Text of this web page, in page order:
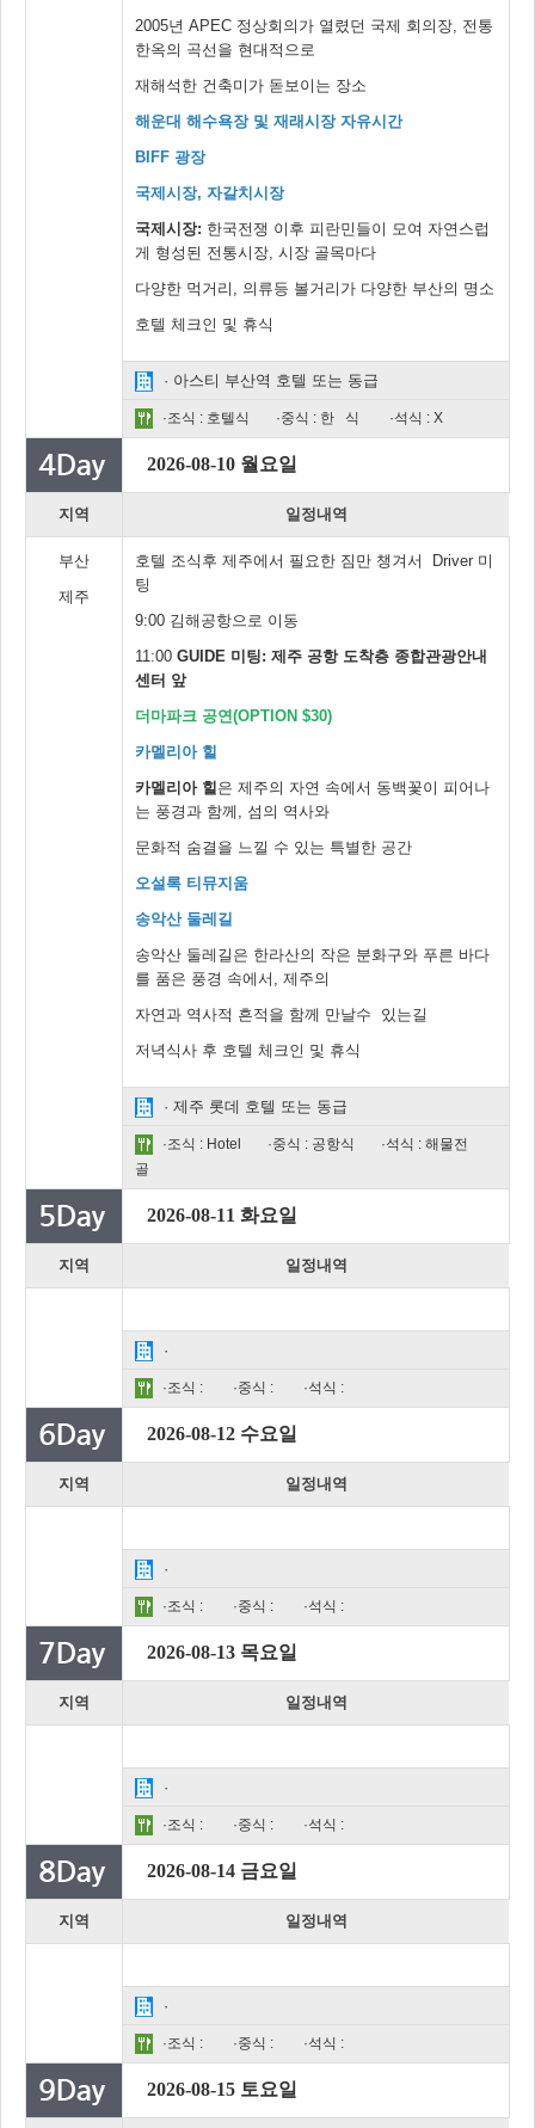
2005년 APEC 정상회의가 열렸던 국제 회의장, 전통
한옥의 곡선을 현대적으로
재해석한 건축미가 돋보이는 장소
해운대 해수욕장 및 재래시장 자유시간
BIFF 광장
국제시장, 자갈치시장
국제시장: 한국전쟁 이후 피란민들이 모여 자연스럽
게 형성된 전통시장, 시장 골목마다
다양한 먹거리, 의류등 볼거리가 다양한 부산의 명소
호텔 체크인 및 휴식
· 아스티 부산역 호텔 또는 동급
·조식 : 호텔식 ·중식 : 한 식 ·석식 : X
2026-08-10 월요일
지역 일정내역
부산
제주
호텔 조식후 제주에서 필요한 짐만 챙겨서 Driver 미
팅
9:00 김해공항으로 이동
11:00 GUIDE 미팅: 제주 공항 도착층 종합관광안내
센터 앞
더마파크 공연(OPTION $30)
카멜리아 힐
카멜리아 힐 은 제주의 자연 속에서 동백꽃이 피어나
는 풍경과 함께, 섬의 역사와
문화적 숨결을 느낄 수 있는 특별한 공간
오설록 티뮤지움
송악산 둘레길
송악산 둘레길은 한라산의 작은 분화구와 푸른 바다
를 품은 풍경 속에서, 제주의
자연과 역사적 흔적을 함께 만날수 있는길
저녁식사 후 호텔 체크인 및 휴식
· 제주 롯데 호텔 또는 동급
·조식 : Hotel ·중식 : 공항식
·석식 : 해물전
골
2026-08-11 화요일
지역 일정내역
·
·조식 : ·중식 : ·석식 :
2026-08-12 수요일
지역 일정내역
·
·조식 : ·중식 : ·석식 :
2026-08-13 목요일
지역 일정내역
·
·조식 : ·중식 : ·석식 :
2026-08-14 금요일
지역 일정내역
·
·조식 : ·중식 : ·석식 :
2026-08-15 토요일